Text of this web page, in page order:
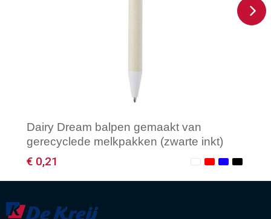
Dairy Dream balpen gemaakt van
gerecyclede melkpakken (zwarte inkt)
€ 0,21